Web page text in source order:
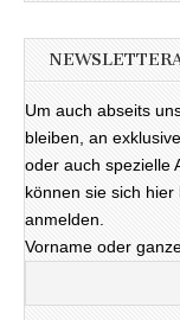
Um auch abseits
bleiben, an
oder auch spezielle
können sie sich
anmelden.
Vorname oder